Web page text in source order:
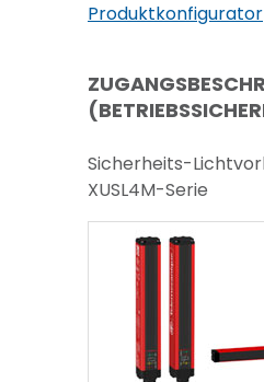
Produktkonfigurator
Sicherheits-
XUSL4M-Serie